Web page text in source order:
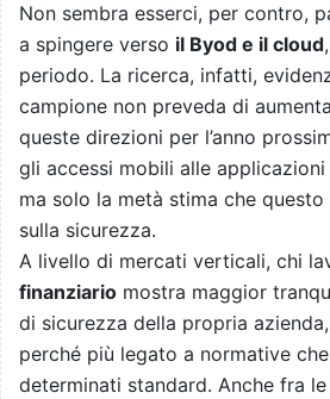
Non sembra esserci, per contro,
a spingere verso il Byod e il cloud
periodo. La ricerca, infatti,
campione non preveda di
queste direzioni per l’anno
gli accessi mobili alle
ma solo la metà stima che
sulla sicurezza.
A livello di mercati verticali, chi
finanziario mostra maggior
di sicurezza della propria
perché più legato a normative
determinati standard. Anche fra